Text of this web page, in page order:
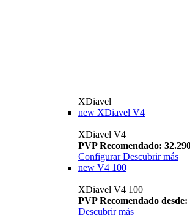
XDiavel
new XDiavel V4
XDiavel V4
PVP Recomendado:
Configurar Descubrir más
new V4 100
XDiavel V4 100
PVP Recomendado desde:
Descubrir más